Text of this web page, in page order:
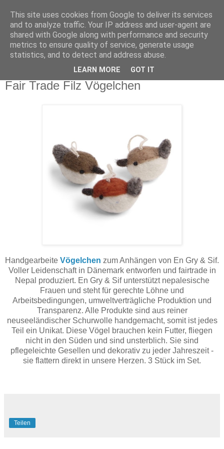
Fair Trade Filz Vögelchen
Handgearbeite Vögelchen zum Anhängen von En Gry & Sif.
Voller Leidenschaft in Dänemark entworfen und fairtrade in
Nepal produziert. En Gry & Sif unterstützt nepalesische
Frauen und steht für gerechte Löhne und
Arbeitsbedingungen, umweltverträgliche Produktion und
Transparenz. Alle Produkte sind aus reiner
neuseeländischer Schurwolle handgemacht, somit ist jedes
Teil ein Unikat. Diese Vögel brauchen kein Futter, fliegen
nicht in den Süden und sind unsterblich. Sie sind
pflegeleichte Gesellen und dekorativ zu jeder Jahreszeit -
sie flattern direkt in unsere Herzen. 3 Stück im Set.
Teilen
This site uses cookies from Google to deliver its services
and to analyze traffic. Your IP address and user-agent are
shared with Google along with performance and security
metrics to ensure quality of service, generate usage
statistics, and to detect and address abuse.
LEARN MORE GOT IT